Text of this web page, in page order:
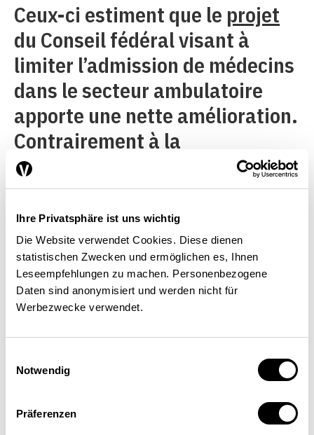
Ihre Privatsphäre ist uns wichtig
Die Website verwendet Cookies. Diese dienen
statistischen Zwecken und ermöglichen es, Ihnen
Leseempfehlungen zu machen. Personenbezogene
Daten sind anonymisiert und werden nicht für
Werbezwecke verwendet.
Notwendig
Präferenzen
Ceux-ci estiment que le projet
du Conseil fédéral visant à
limiter l’admission de médecins
dans le secteur ambulatoire
apporte une nette amélioration.
Contrairement à la
réglementation insuffisante en
vigueur, des quotas seront fixés
de façon ciblée dans des
régions et pour des
spécialisations spécifiques si
certains critères sont remplis.
Les cantons disposent ainsi
d’un instrument permettant à la
fois d’éviter une offre
offre médicale conforme aux